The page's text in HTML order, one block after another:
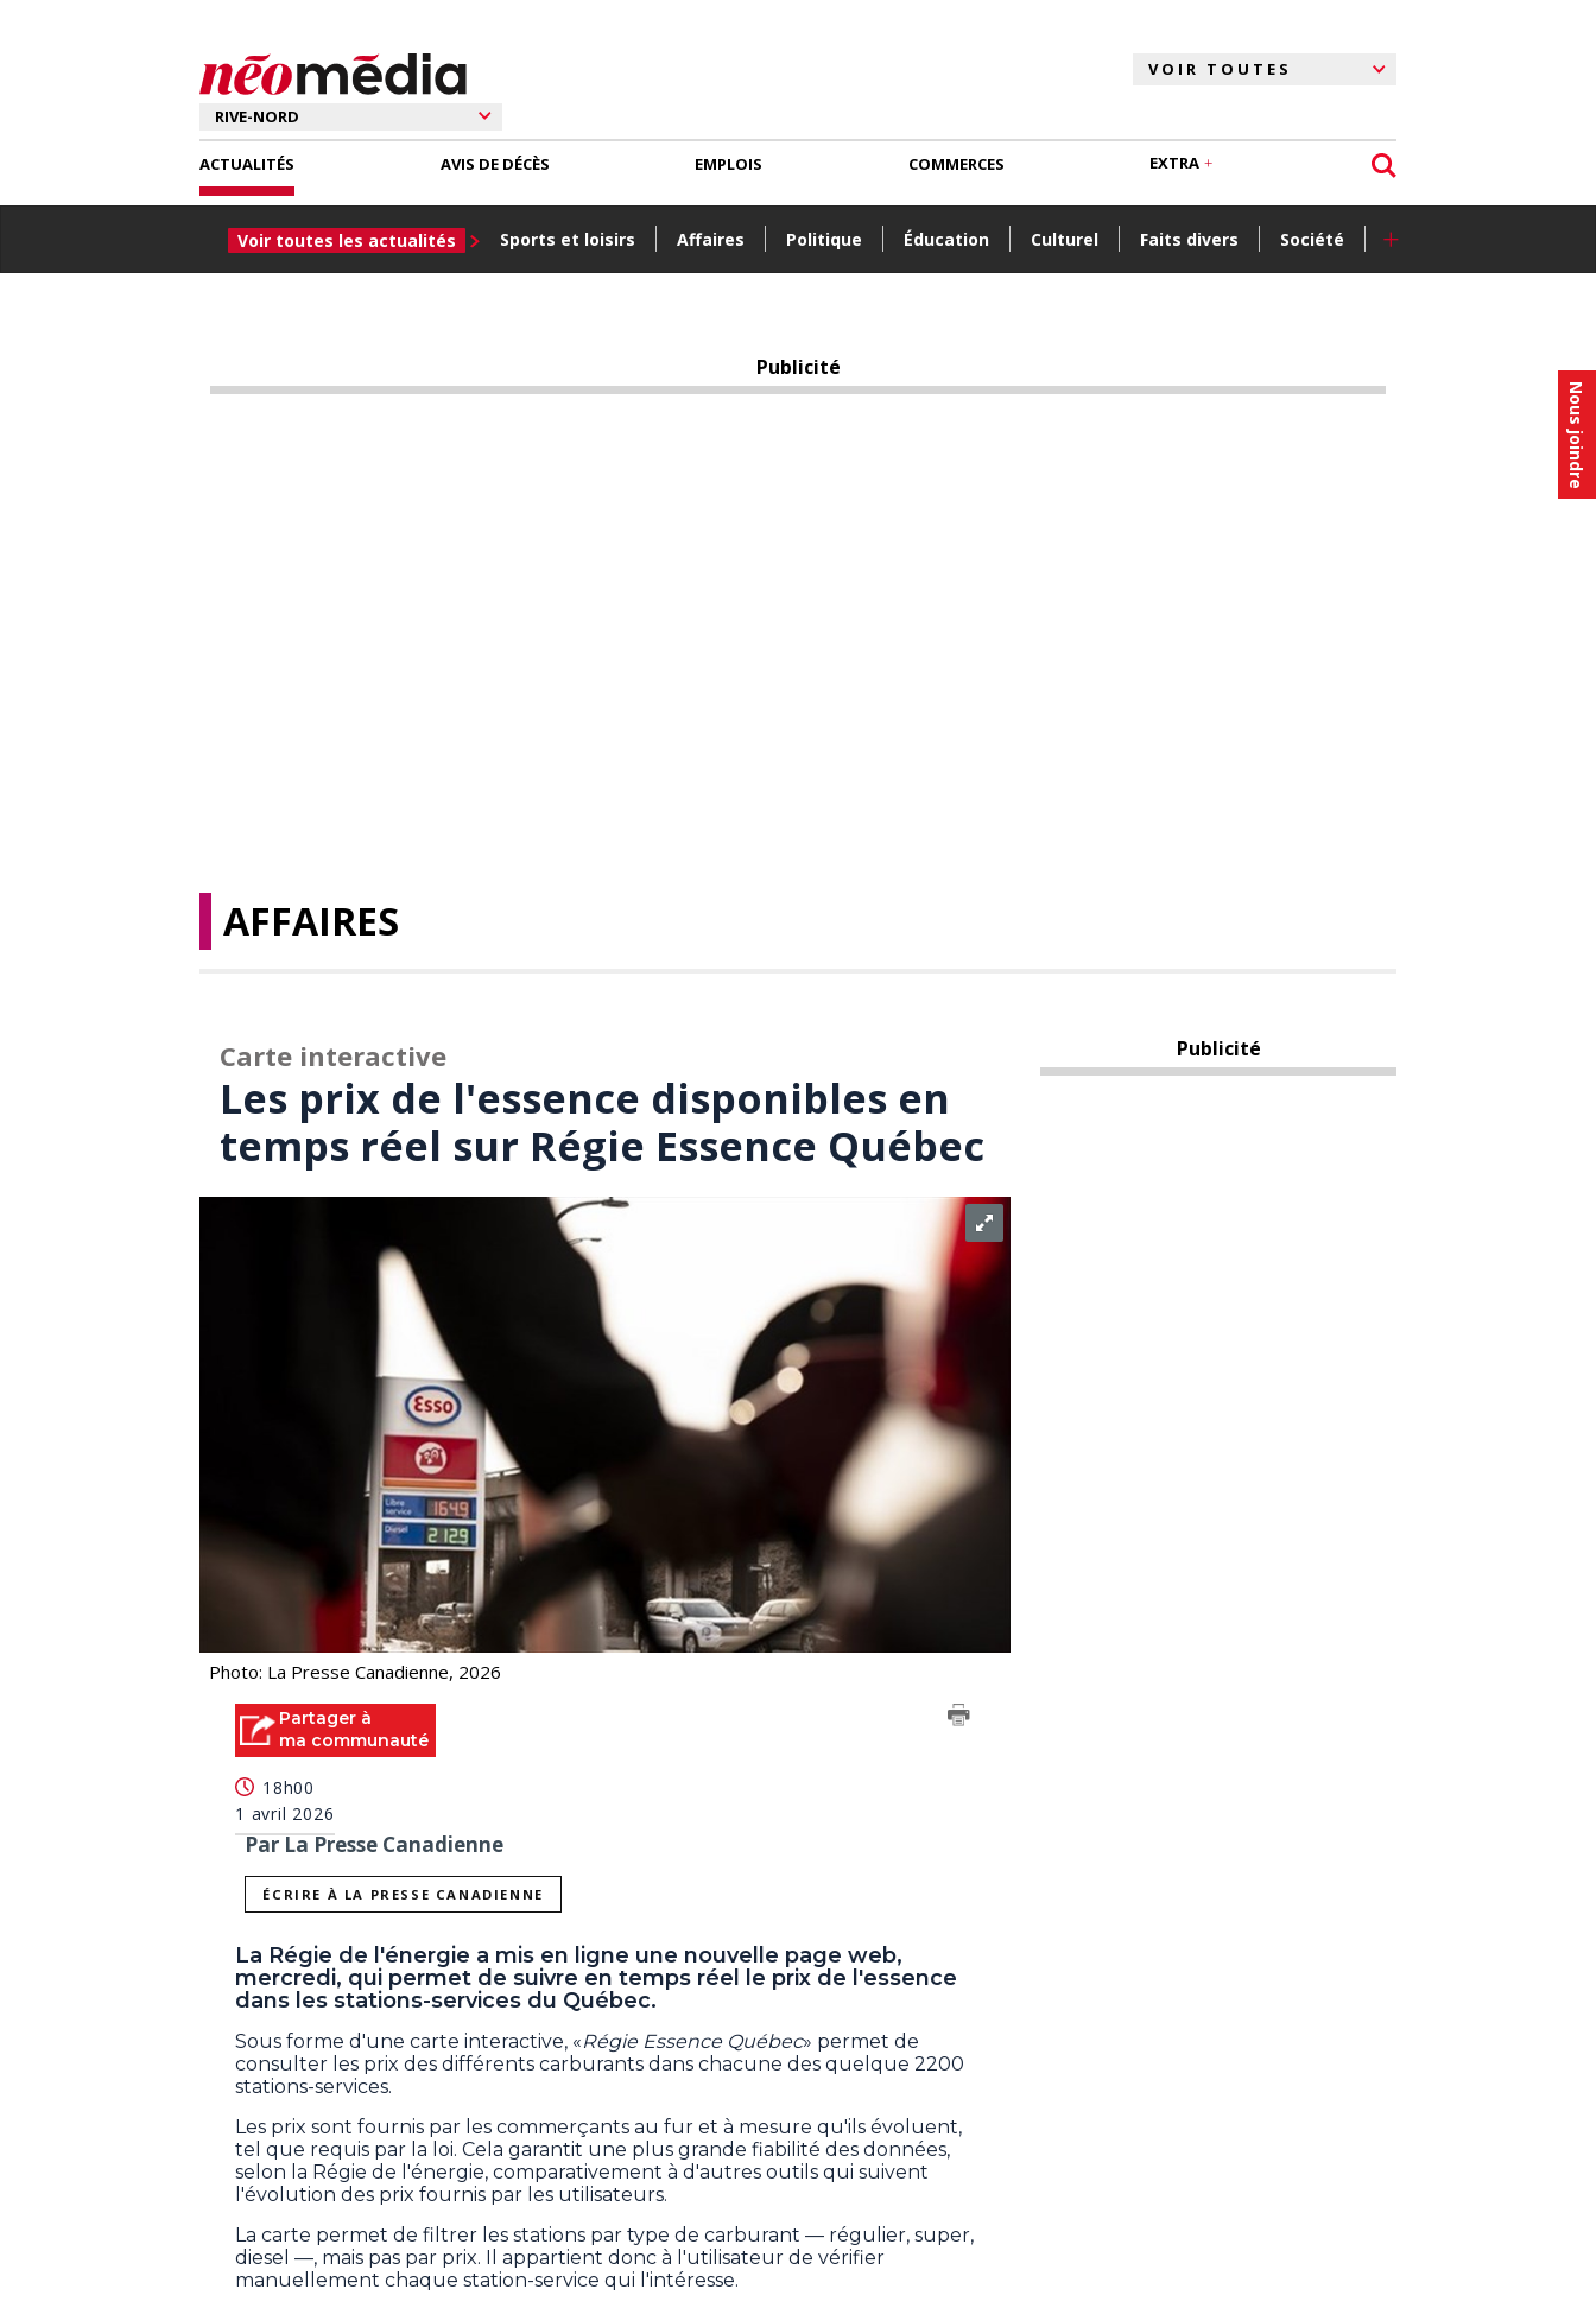
Nous joindre
ACTUALITÉS
Voir toutes les actualités Sports et loisirs Affaires Politique Éducation Culturel Faits divers Société +
AVIS DE DÉCÈS EMPLOIS COMMERCES EXTRA
Publicité
AFFAIRES
Carte interactive
Les prix de l'essence disponibles en
temps réel sur Régie Essence Québec
Photo: La Presse Canadienne, 2026
Partager à
ma communauté
18h00
1 avril 2026
Par La Presse Canadienne
ÉCRIRE À LA PRESSE CANADIENNE
La Régie de l'énergie a mis en ligne une nouvelle page web,
mercredi, qui permet de suivre en temps réel le prix de l'essence
dans les stations-services du Québec.
Sous forme d'une carte interactive, «Régie Essence Québec» permet de
consulter les prix des différents carburants dans chacune des quelque 2200
stations-services.
Les prix sont fournis par les commerçants au fur et à mesure qu'ils évoluent,
tel que requis par la loi. Cela garantit une plus grande fiabilité des données,
selon la Régie de l'énergie, comparativement à d'autres outils qui suivent
l'évolution des prix fournis par les utilisateurs.
La carte permet de filtrer les stations par type de carburant — régulier, super,
diesel —, mais pas par prix. Il appartient donc à l'utilisateur de vérifier
manuellement chaque station-service qui l'intéresse.
Publicité